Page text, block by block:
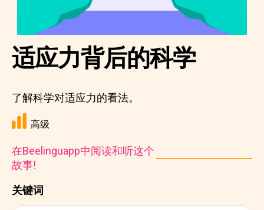
关键词
适应力背后的科学
了解科学对适应力的看法。
高级
在Beelinguapp中阅读和听这个
故事!